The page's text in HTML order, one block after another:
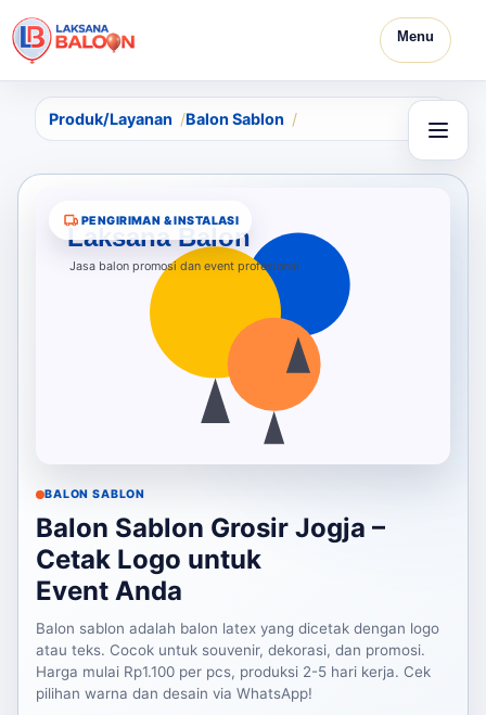
Menu
Produk/Layanan Balon Sablon
PENGIRIMAN & INSTALASI
BALON SABLON
Balon Sablon Grosir Jogja –
Cetak Logo untuk
Event Anda
Balon sablon adalah balon latex yang dicetak dengan logo
atau teks. Cocok untuk souvenir, dekorasi, dan promosi.
Harga mulai Rp1.100 per pcs, produksi 2-5 hari kerja. Cek
pilihan warna dan desain via WhatsApp!